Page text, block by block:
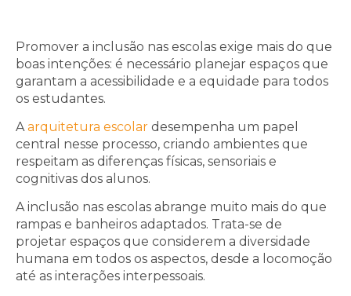
Promover a inclusão nas escolas exige mais do que
boas intenções: é necessário planejar espaços que
garantam a acessibilidade e a equidade para todos
os estudantes.
Aarquitetura escolar desempenha um papel
central nesse processo, criando ambientes que
respeitam as diferenças físicas, sensoriais e
cognitivas dos alunos.
A inclusão nas escolas abrange muito mais do que
rampas e banheiros adaptados. Trata-se de
projetar espaços que considerem a diversidade
humana em todos os aspectos, desde a locomoção
até as interações interpessoais.